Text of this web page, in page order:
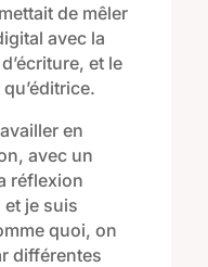
de mêler
avec la
d’écriture, et le
.
en
avec un
réflexion
et je suis
quoi, on
différentes